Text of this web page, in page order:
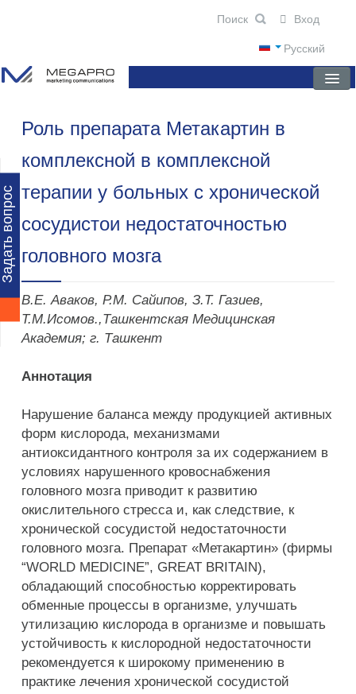
вопрос
Русский
Вход
ГЛАВНАЯ
О КОМПАНИИ
НОВОСТИ
ПРЕПАРАТЫ
НАУЧНЫЕ ПУБЛИКАЦИИ
ПАРТНЕРЫ
Роль препарата Метакартин в
комплексной в комплексной
терапии у больных с хронической
сосудистои недостаточностью
головного мозга
В.Е. Аваков, Р.М. Сайипов, З.Т. Газиев,
Т.М.Исомов.,Ташкентская Медицинская
Академия; г. Ташкент
Аннотация
Нарушение баланса между продукцией активных
форм кислорода, механизмами
антиоксидантного контроля за их содержанием в
условиях нарушенного кровоснабжения
головного мозга приводит к развитию
окислительного стресса и, как следствие, к
хронической сосудистой недостаточности
головного мозга. Препарат «Метакартин» (фирмы
“WORLD MEDICINE”, GREAT BRITAIN),
обладающий способностью корректировать
обменные процессы в организме, улучшать
утилизацию кислорода в организме и повышать
устойчивость к кислородной недостаточности
рекомендуется к широкому применению в
практике лечения хронической сосудистой